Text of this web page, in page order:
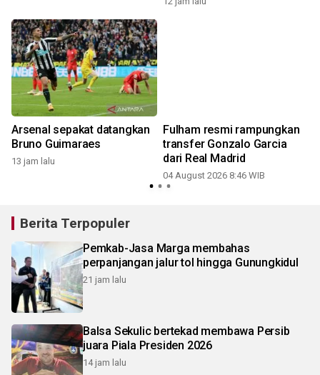
Arsenal sepakat datangkan
Bruno Guimaraes
13 jam lalu
Fulham resmi rampungkan
transfer Gonzalo Garcia
dari Real Madrid
04 August 2026 8:46 WIB
Berita Terpopuler
Pemkab-Jasa Marga membahas
perpanjangan jalur tol hingga Gunungkidul
21 jam lalu
Balsa Sekulic bertekad membawa Persib
juara Piala Presiden 2026
14 jam lalu